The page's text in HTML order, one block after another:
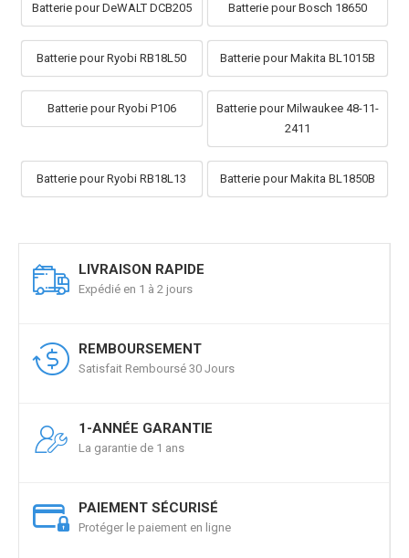
Batterie pour DeWALT DCB205 Batterie pour Bosch 18650
Batterie pour Ryobi RB18L50 Batterie pour Makita BL1015B
Batterie pour Ryobi P106
Batterie pour Milwaukee 48-11-
2411
Batterie pour Ryobi RB18L13 Batterie pour Makita BL1850B
LIVRAISON RAPIDE
Expédié en 1 à 2 jours
REMBOURSEMENT
Satisfait Remboursé 30 Jours
1-ANNÉE GARANTIE
La garantie de 1 ans
PAIEMENT SÉCURISÉ
Protéger le paiement en ligne